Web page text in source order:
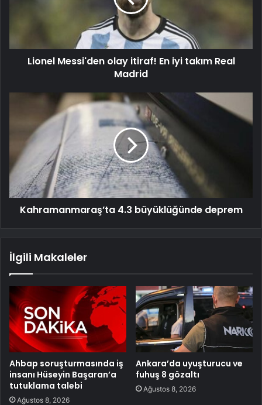
Lionel Messi'den olay itiraf! En iyi takım Real
Madrid
Kahramanmaraş’ta 4.3 büyüklüğünde deprem
İlgili Makaleler
Ahbap soruşturmasında iş
insanı Hüseyin Başaran’a
tutuklama talebi
Ağustos 8, 2026
Ankara’da uyuşturucu ve
fuhuş 8 gözaltı
Ağustos 8, 2026